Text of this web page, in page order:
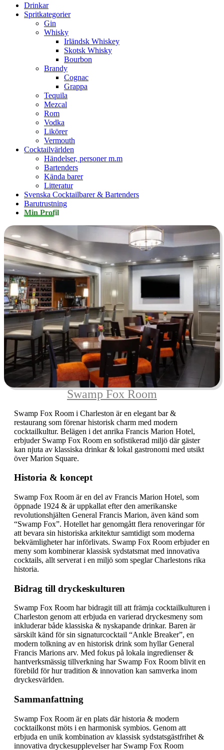
Drinkar
Spritkategorier
Gin
Whisky
Irländsk Whiskey
Skotsk Whisky
Bourbon
Brandy
Cognac
Grappa
Tequila
Mezcal
Rom
Vodka
Likörer
Vermouth
Cocktailvärlden
Händelser, personer m.m
Bartenders
Kända barer
Litteratur
Svenska Cocktailbarer & Bartenders
Barutrustning
Min Profil
Swamp Fox Room
Swamp Fox Room i Charleston är en elegant bar &
restaurang som förenar historisk charm med modern
cocktailkultur. Belägen i det anrika Francis Marion Hotel,
erbjuder Swamp Fox Room en sofistikerad miljö där gäster
kan njuta av klassiska drinkar & lokal gastronomi med utsikt
över Marion Square.
Historia & koncept
Swamp Fox Room är en del av Francis Marion Hotel, som
öppnade 1924 & är uppkallat efter den amerikanske
revolutionshjälten General Francis Marion, även känd som
“Swamp Fox”. Hotellet har genomgått flera renoveringar för
att bevara sin historiska arkitektur samtidigt som moderna
bekvämligheter har införlivats. Swamp Fox Room erbjuder en
meny som kombinerar klassisk sydstatsmat med innovativa
cocktails, allt serverat i en miljö som speglar Charlestons rika
historia.
Bidrag till dryckeskulturen
Swamp Fox Room har bidragit till att främja cocktailkulturen i
Charleston genom att erbjuda en varierad dryckesmeny som
inkluderar både klassiska & nyskapande drinkar. Baren är
särskilt känd för sin signaturcocktail “Ankle Breaker”, en
modern tolkning av en historisk drink som hyllar General
Francis Marions arv. Med fokus på lokala ingredienser &
hantverksmässig tillverkning har Swamp Fox Room blivit en
förebild för hur tradition & innovation kan samverka inom
dryckesvärlden.
Sammanfattning
Swamp Fox Room är en plats där historia & modern
cocktailkonst möts i en harmonisk symbios. Genom att
erbjuda en unik kombination av klassisk sydstatsgästfrihet &
innovativa dryckesupplevelser har Swamp Fox Room